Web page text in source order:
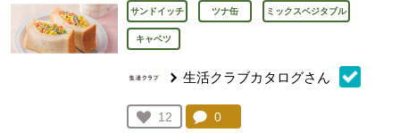
サンドイッチ ツナ缶 ミックスベジタブル
キャベツ
生活クラブカタログさん
お気に入り登録：
12
人が登録
コメント：
0